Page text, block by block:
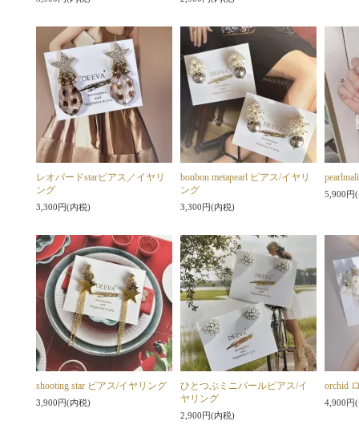
レオパードstarピアス／イヤリ
ング
3,300円(内税)
bonbon metapearl ピアス/イヤリ
ング
3,300円(内税)
5,900円
shooting star ピアス/イヤリング
3,900円(内税)
ひとつぶミニパールピアス/イ
ヤリング
2,900円(内税)
orchid
4,900円